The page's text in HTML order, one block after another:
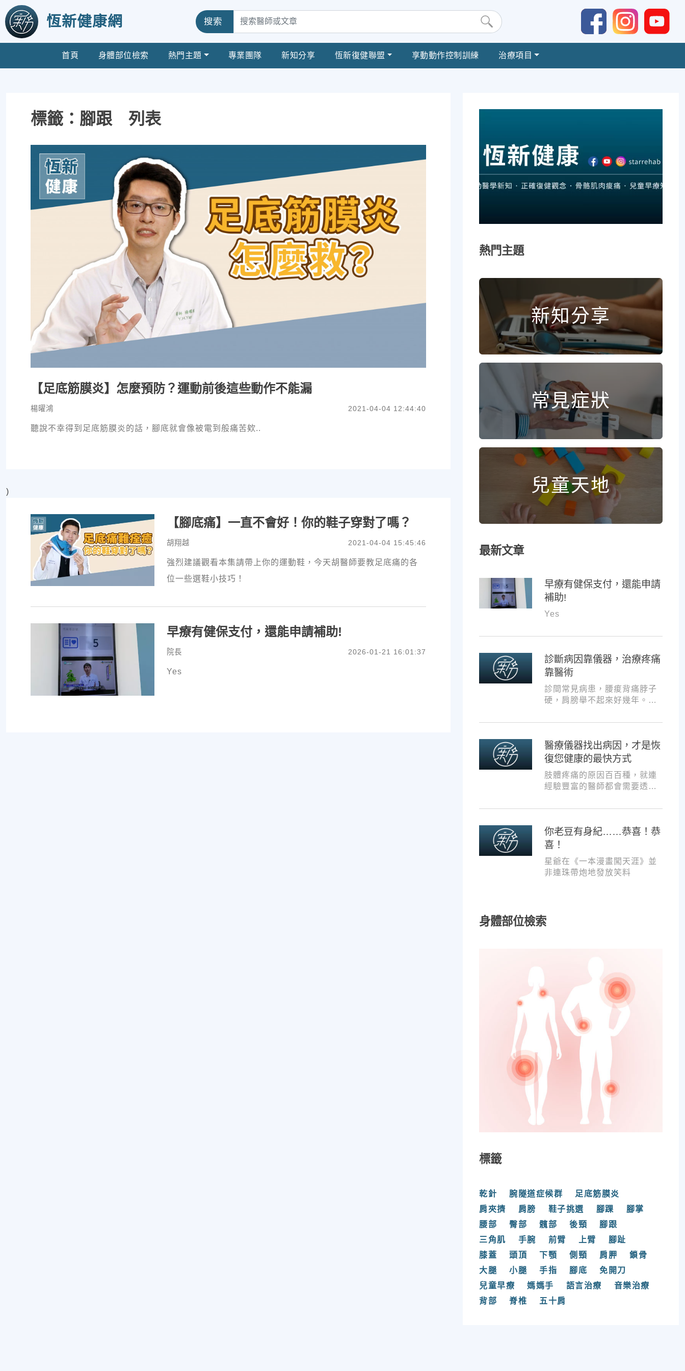
恆新健康網 搜索
首頁 身體部位檢索 熱門主題 專業團隊 新知分享 恆新復健聯盟 享動動作控制訓練 治療項目
標籤：腳跟 列表
【足底筋膜炎】怎麼預防？運動前後這些動作不能漏
楊曜鴻 2021-04-04 12:44:40
聽說不幸得到足底筋膜炎的話，腳底就會像被電到般痛苦欸..
)
【腳底痛】一直不會好！你的鞋子穿對了嗎？
胡翔越 2021-04-04 15:45:46
強烈建議觀看本集請帶上你的運動鞋，今天胡醫師要教足底痛的各
位一些選鞋小技巧！
早療有健保支付，還能申請補助!
院長 2026-01-21 16:01:37
Yes
熱門主題
新知分享
常見症狀
兒童天地
最新文章
早療有健保支付，還能申請
補助!
Yes
診斷病因靠儀器，治療疼痛
靠醫術
診間常見病患，腰痠背痛脖子
硬，肩膀舉不起來好幾年。試
品，但疼痛總是時好時壞。
醫療儀器找出病因，才是恢
復您健康的最快方式
肢體疼痛的原因百百種，就連
經驗豐富的醫師都會需要透過
一對一對症治療。如果沒有第
行多少次推拿、按摩，都難以
讓您徹底擺脫不適。
你老豆有身紀……恭喜！恭
喜！
星爺在《一本漫畫闖天涯》並
非連珠帶炮地發放笑料
身體部位檢索
標籤
乾針 腕隧道症候群
足底筋膜炎
肩夾擠
肩膀 鞋子挑選 腳踝
腳掌
腰部
臀部 髖部 後頸
腳跟
三角肌
手腕 前臂 上臂
腳趾
膝蓋
頭頂 下顎 側頸 肩胛
鎖骨
大腿
小腿 手指 腳底
免開刀
兒童早療
媽媽手 語言治療
音樂治療
背部
脊椎 五十肩